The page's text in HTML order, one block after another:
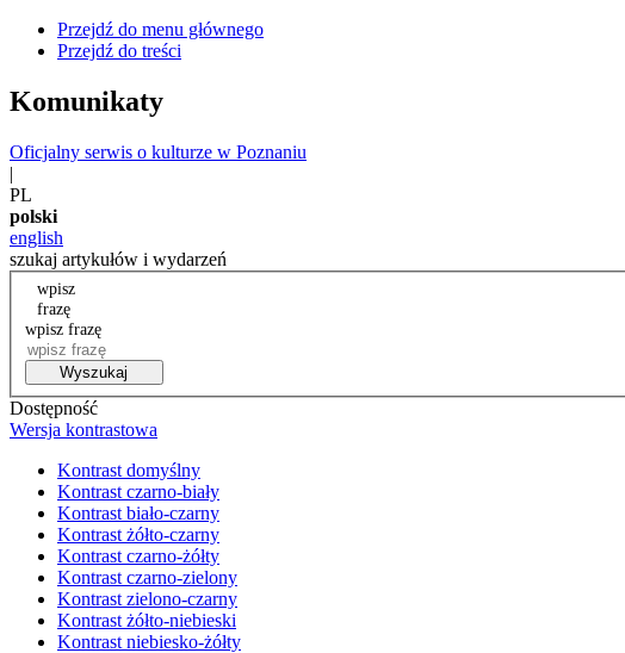
Przejdź do menu głównego
Przejdź do treści
Komunikaty
Oficjalny serwis o kulturze w Poznaniu
|
PL
polski
english
szukaj artykułów i wydarzeń
wpisz
frazę
wpisz frazę
Wyszukaj
Dostępność
Wersja kontrastowa
Kontrast domyślny
Kontrast czarno-biały
Kontrast biało-czarny
Kontrast żółto-czarny
Kontrast czarno-żółty
Kontrast czarno-zielony
Kontrast zielono-czarny
Kontrast żółto-niebieski
Kontrast niebiesko-żółty